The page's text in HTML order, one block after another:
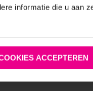
informatie die u aan
ACCEPTEREN